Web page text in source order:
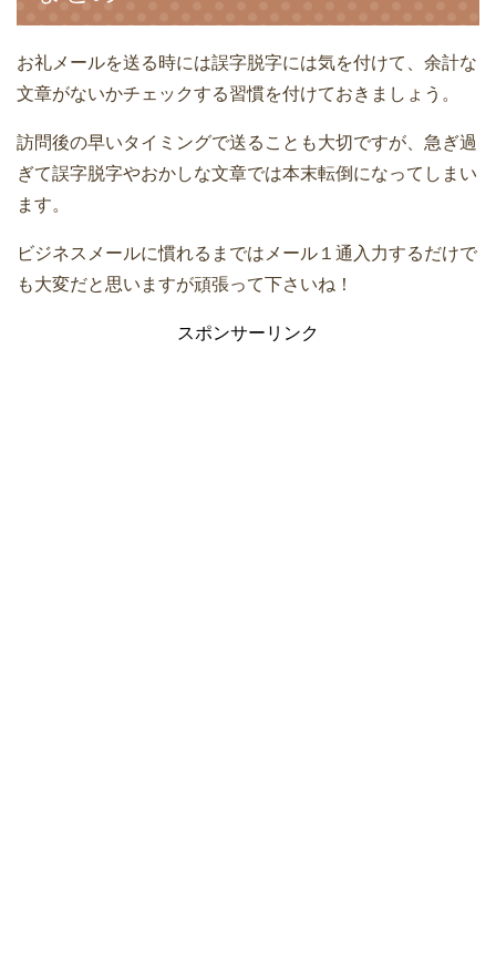
お礼メールを送る時には誤字脱字には気を付けて、余計な
文章がないかチェックする習慣を付けておきましょう。
訪問後の早いタイミングで送ることも大切ですが、急ぎ過
ぎて誤字脱字やおかしな文章では本末転倒になってしまい
ます。
ビジネスメールに慣れるまではメール１通入力するだけで
も大変だと思いますが頑張って下さいね！
スポンサーリンク